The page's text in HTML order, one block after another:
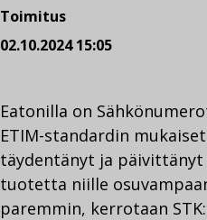
Toimitus
02.10.2024 15:05
Eatonilla on
ETIM-standardin
täydentänyt ja
tuotetta niille
paremmin, kerrotaan